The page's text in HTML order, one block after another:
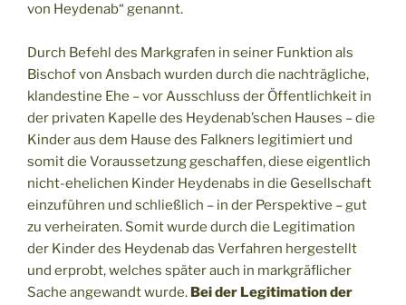
von Heydenab“ genannt.
Durch Befehl des Markgrafen in seiner Funktion als
Bischof von Ansbach wurden durch die nachträgliche,
klandestine Ehe – vor Ausschluss der Öffentlichkeit in
der privaten Kapelle des Heydenab’schen Hauses – die
Kinder aus dem Hause des Falkners legitimiert und
somit die Voraussetzung geschaffen, diese eigentlich
nicht-ehelichen Kinder Heydenabs in die Gesellschaft
einzuführen und schließlich – in der Perspektive – gut
zu verheiraten. Somit wurde durch die Legitimation
der Kinder des Heydenab das Verfahren hergestellt
und erprobt, welches später auch in markgräflicher
Sache angewandt wurde. Bei der Legitimation der